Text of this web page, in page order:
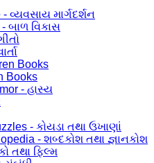
વ્યવસાય માર્ગદર્શન
બાળ વિકાસ
Books
Books
- હાસ્ય
- કોયડા તથા ઉખાણાં
- શબ્દકોશ તથા જ્ઞાનકોશ
તથા ફિલ્મ